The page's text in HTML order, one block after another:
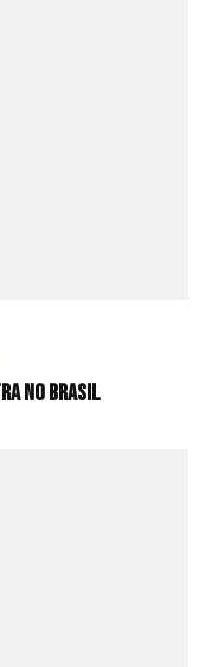
no Brasil